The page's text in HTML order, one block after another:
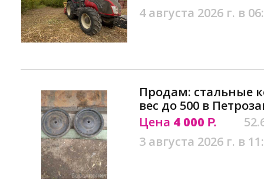
4 августа 2026 г. в
Продам: стальные
вес до 500 в
Цена 4 000 Р.
3 августа 2026 г. в